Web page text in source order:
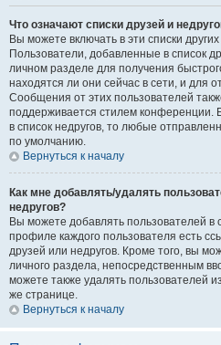
Что означают списки друзей и
Вы можете включать в эти списки
Пользователи, добавленные в список
личном разделе для получения
находятся ли они сейчас в сети, и для
Сообщения от этих пользователей
поддерживается стилем конференции.
в список недругов, то любые
по умолчанию.
Вернуться к началу
Как мне добавлять/удалять
недругов?
Вы можете добавлять пользователей в
профиле каждого пользователя есть
друзей или недругов. Кроме того, вы
личного раздела, непосредственным
можете также удалять пользователей
же странице.
Вернуться к началу